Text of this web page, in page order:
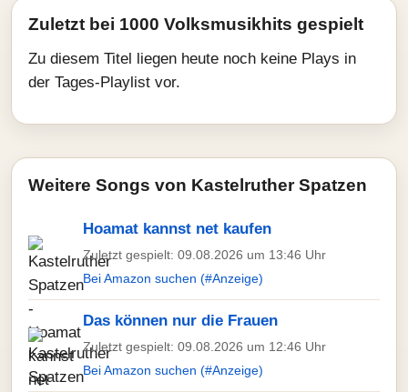
Zuletzt bei 1000 Volksmusikhits gespielt
Zu diesem Titel liegen heute noch keine Plays in
der Tages-Playlist vor.
Weitere Songs von Kastelruther Spatzen
Hoamat kannst net kaufen
Zuletzt gespielt: 09.08.2026 um 13:46 Uhr
Bei Amazon suchen (#Anzeige)
Das können nur die Frauen
Zuletzt gespielt: 09.08.2026 um 12:46 Uhr
Bei Amazon suchen (#Anzeige)